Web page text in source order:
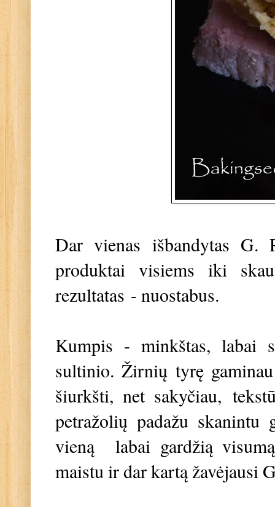
Dar vienas išbandytas G.
produktai visiems iki
rezultatas - nuostabus.
Kumpis - minkštas, labai
sultinio. Žirnių tyrę
šiurkšti, net sakyčiau,
petražolių padažu skanintu
vieną labai gardžią
maistu ir dar kartą žavėjausi